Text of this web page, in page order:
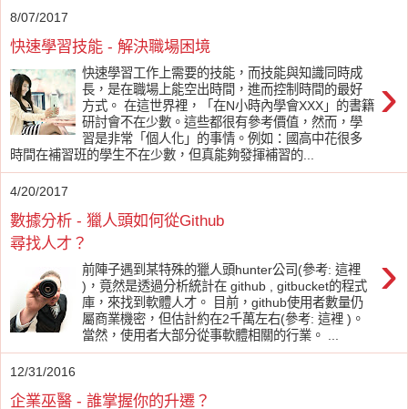
8/07/2017
快速學習技能 - 解決職場困境
›
快速學習工作上需要的技能，而技能與知識同時成
長，是在職場上能空出時間，進而控制時間的最好
方式。 在這世界裡，「在N小時內學會XXX」的書籍
研討會不在少數。這些都很有參考價值，然而，學
習是非常「個人化」的事情。例如：國高中花很多
時間在補習班的學生不在少數，但真能夠發揮補習的...
4/20/2017
數據分析 - 獵人頭如何從Github
尋找人才？
›
前陣子遇到某特殊的獵人頭hunter公司(參考: 這裡
)，竟然是透過分析統計在 github , gitbucket的程式
庫，來找到軟體人才。 目前，github使用者數量仍
屬商業機密，但估計約在2千萬左右(參考: 這裡 )。
當然，使用者大部分從事軟體相關的行業。 ...
12/31/2016
企業巫醫 - 誰掌握你的升遷？